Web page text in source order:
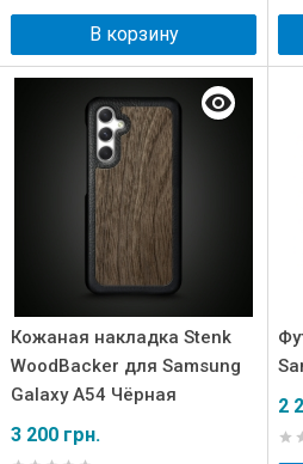
В корзину
Кожаная накладка Stenk
WoodBacker для Samsung
Galaxy A54 Чёрная
3 200 грн.
2